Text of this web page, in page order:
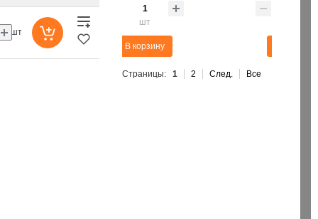
шт
В корзину
Страницы: 1 2 След. Все
шт